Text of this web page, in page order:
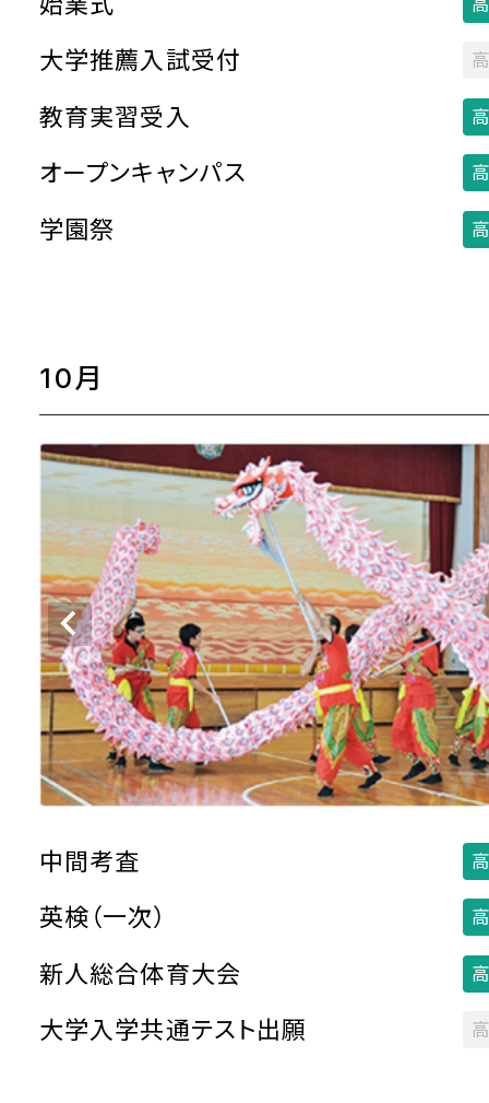
大学推薦入試受付
教育実習受入
オープンキャンパス
学園祭
10月
中間考査
英検（一次）
新人総合体育大会
大学入学共通テスト出願